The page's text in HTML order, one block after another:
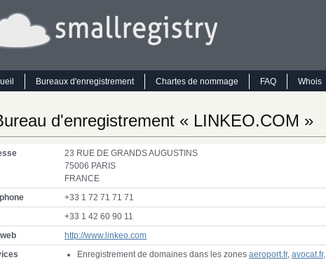
Bureaux d'enregistrement Chartes de nommage FAQ Whois
d'enregistrement « LINKEO.COM »
23 RUE DE GRANDSAUGUSTINS
75006 PARIS
FRANCE
+33 1 72 71 71 71
+33 1 42 60 90 11
http://www.linkeo.com
Enregistrement de domaines dans les zones aeroport.fr, avocat.fr,